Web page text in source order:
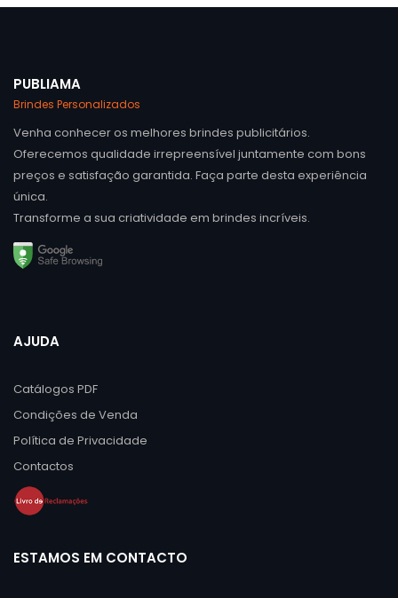
PUBLIAMA
Brindes Personalizados
Venha conhecer os melhores brindes publicitários.
Oferecemos qualidade irrepreensível juntamente com bons
preços e satisfação garantida. Faça parte desta experiência
única.
Transforme a sua criatividade em brindes incríveis.
AJUDA
Catálogos PDF
Condições de Venda
Política de Privacidade
Contactos
ESTAMOS EM CONTACTO